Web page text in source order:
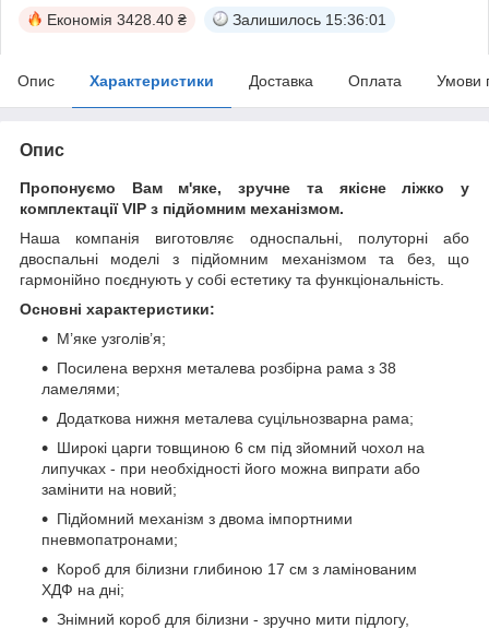
Економія 3428.40 ₴ Залишилось 15:36:01
Опис Характеристики Доставка Оплата Умови
Опис
Пропонуємо Вам м'яке, зручне та якiсне ліжко у
комплектації VIP з підйомним механізмом.
Наша компанія виготовляє односпальні, полуторні або
двоспальні моделі з підйомним механізмом та без, що
гармонійно поєднують у собі естетику та функціональність.
Основні характеристики:
М’яке узголів’я;
Посилена верхня металева розбірна рама з 38
ламелями;
Додаткова нижня металева суцільнозварна рама;
Широкі царги товщиною 6 см під зйомний чохол на
липучках - при необхідності його можна випрати або
замінити на новий;
Підйомний механізм з двома імпортними
пневмопатронами;
Короб для білизни глибиною 17 см з ламінованим
ХДФ на дні;
Знімний короб для білизни - зручно мити підлогу,